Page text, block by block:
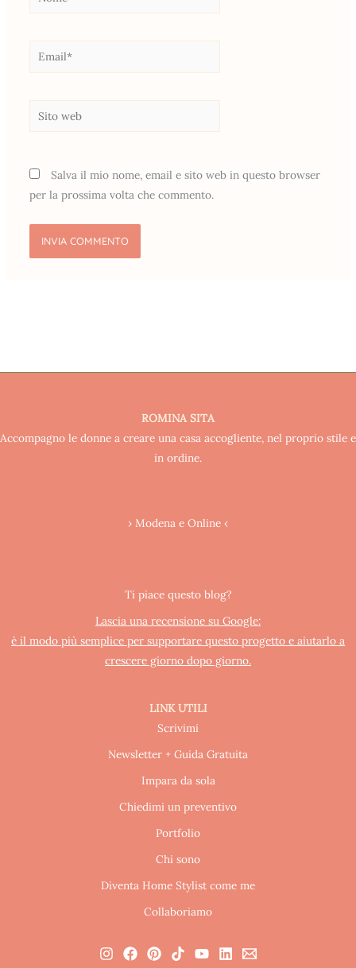
Email*
web
Salva il mio nome, email e sito web in questo browser
per la prossima volta che commento.
ROMINA SITA
Accompagno le donne a creare una casa accogliente, nel proprio stile e
in ordine.
› Modena e Online ‹
Ti piace questo blog?
Lascia una recensione su Google:
è il modo più semplice per supportare questo progetto e aiutarlo a
crescere giorno dopo giorno.
LINK UTILI
Scrivimi
Newsletter + Guida Gratuita
Impara da sola
Chiedimi un preventivo
Portfolio
Chi sono
Diventa Home Stylist come me
Collaboriamo